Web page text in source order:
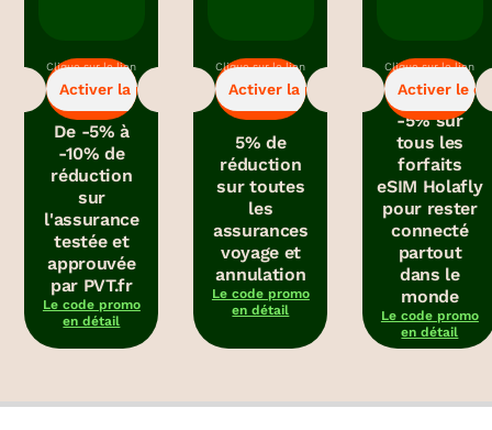
Activer la promo
-5%
Clique sur le lien
pour bénéficier
de la promo.
De -5% à
-10% de
réduction
sur
l'assurance
testée et
approuvée
par PVT.fr
Le code promo
en détail
Activer la promo
-5%
Clique sur le lien
pour bénéficier
de la promo.
5% de
réduction
sur toutes
les
assurances
voyage et
annulation
Le code promo
en détail
Activer le
-5%
Clique sur le lien
pour obtenir le
code promo.
-5% sur
tous les
forfaits
eSIM Holafly
pour rester
connecté
partout
dans le
monde
Le code promo
en détail